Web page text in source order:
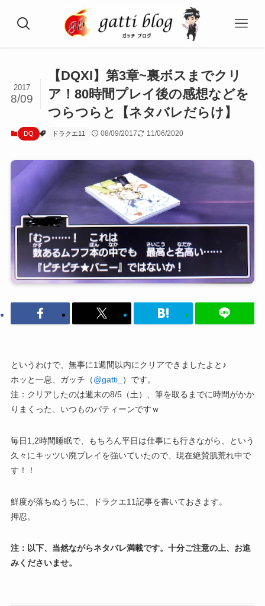
【DQXI】第3章~裏ボスまでクリ
ア！80時間プレイ後の感想などを
つらつらと【ネタバレだらけ】
2017
8/09
DQ ドラクエ11 08/09/2017 11/06/2020
というわけで、無事に1週間以内にクリアできましたよと♪
ホッと一息、ガッチ（@gatti_
）です。
注：クリアしたのは週末の8/5（土）、筆を取るまでに時間がかか
りまくった、いつものパティーンですｗ
毎日1,2時間睡眠で、もちろん平日は仕事にも行きながら、という
久々にキッツい廃プレイを強いていたので、現在絶賛肌荒れ中で
す！！
鮮度が落ちぬうちに、ドラクエ11記事を書いておきます。
押忍。
注：以下、当然ながらネタバレ満載です。十分ご注意の上、お進
みくださいませ。